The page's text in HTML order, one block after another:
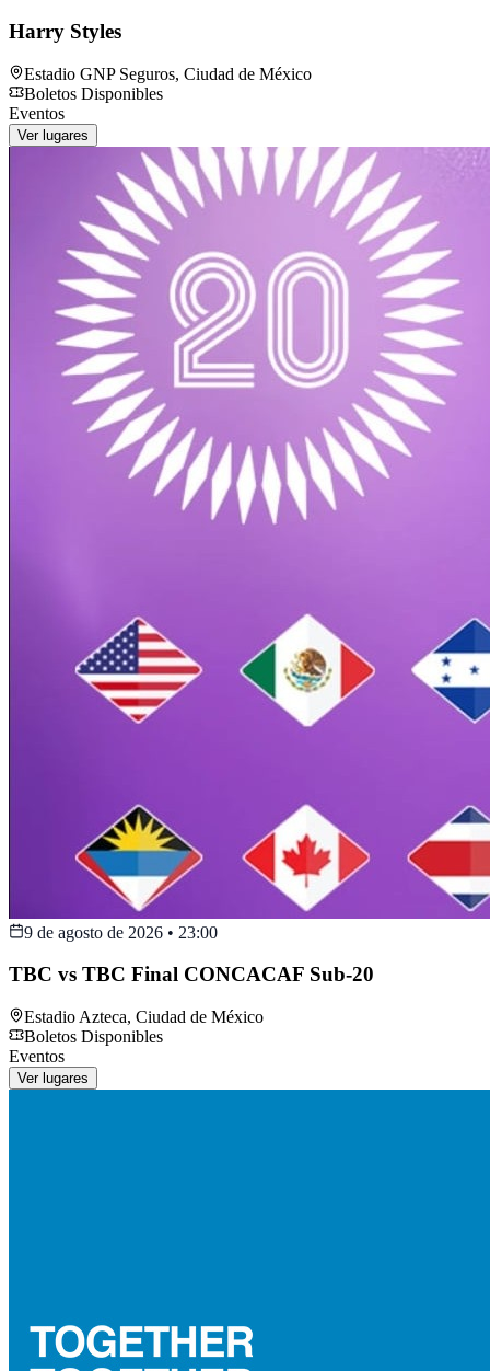
Harry Styles
Estadio GNP Seguros, Ciudad de México
Boletos Disponibles
Eventos
Ver lugares
9 de agosto de 2026 • 23:00
TBC vs TBC Final CONCACAF Sub-20
Estadio Azteca, Ciudad de México
Boletos Disponibles
Eventos
Ver lugares